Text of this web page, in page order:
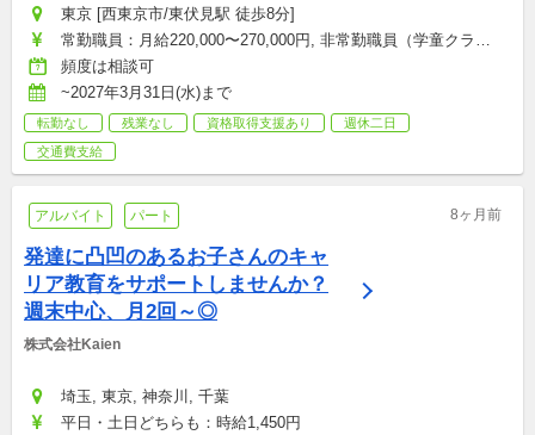
東京 [西東京市/東伏見駅 徒歩8分]
常勤職員：月給220,000〜270,000円, 非常勤職員（学童クラ
ブ）：時給1,250円
頻度は相談可
~2027年3月31日(水)まで
転勤なし 残業なし 資格取得支援あり
週休二日
交通費支給
アルバイト パート 8ヶ月前
発達に凸凹のあるお子さんのキャ
リア教育をサポートしませんか？
週末中心、月2回～◎
株式会社Kaien
埼玉, 東京, 神奈川, 千葉
平日・土日どちらも：時給1,450円